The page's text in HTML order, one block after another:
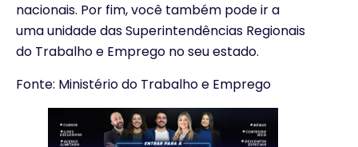
nacionais. Por fim, você também pode ir a
uma unidade das Superintendências Regionais
do Trabalho e Emprego no seu estado.
Fonte: Ministério do Trabalho e Emprego